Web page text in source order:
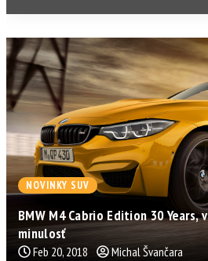
NOVINKY SUV
BMW M4 Cabrio Edition 30 Years,
minulosť
Feb 20, 2018 Michal Švančara